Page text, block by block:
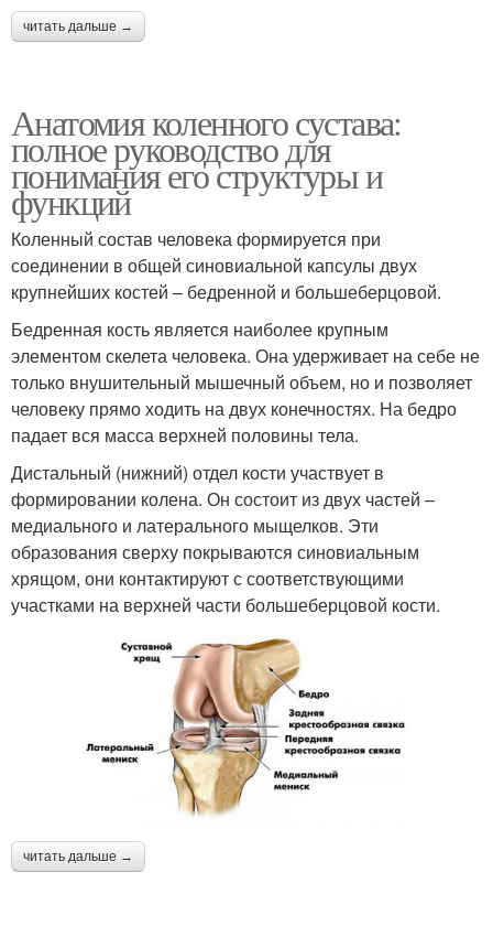
читать дальше →
Анатомия коленного сустава:
полное руководство для
понимания его структуры и
функций
Коленный состав человека формируется при
соединении в общей синовиальной капсулы двух
крупнейших костей – бедренной и большеберцовой.
Бедренная кость является наиболее крупным
элементом скелета человека. Она удерживает на себе не
только внушительный мышечный объем, но и позволяет
человеку прямо ходить на двух конечностях. На бедро
падает вся масса верхней половины тела.
Дистальный (нижний) отдел кости участвует в
формировании колена. Он состоит из двух частей –
медиального и латерального мыщелков. Эти
образования сверху покрываются синовиальным
хрящом, они контактируют с соответствующими
участками на верхней части большеберцовой кости.
читать дальше →